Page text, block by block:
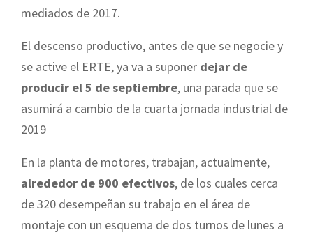
mediados de 2017.
El descenso productivo, antes de que se negocie y
se active el ERTE, ya va a suponer dejar de
producir el 5 de septiembre, una parada que se
asumirá a cambio de la cuarta jornada industrial de
2019
En la planta de motores, trabajan, actualmente,
alrededor de 900 efectivos, de los cuales cerca
de 320 desempeñan su trabajo en el área de
montaje con un esquema de dos turnos de lunes a